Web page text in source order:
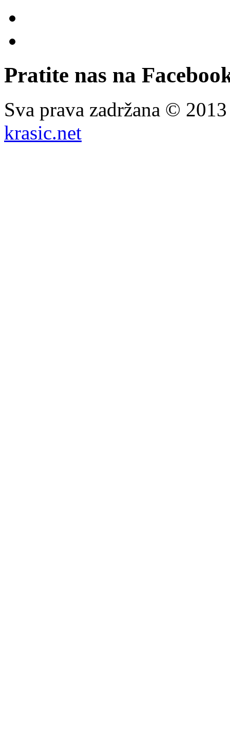
Pratite nas na
Sva prava zadržana ©
krasic.net